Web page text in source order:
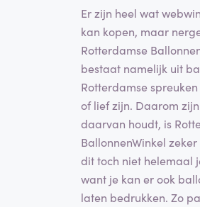
Er zijn heel wat
kan kopen, maar
Rotterdamse
bestaat namelijk uit
Rotterdamse
of lief zijn. Daarom
daarvan houdt, is
BallonnenWinkel
dit toch niet helemaal
want je kan er ook
laten bedrukken. Zo